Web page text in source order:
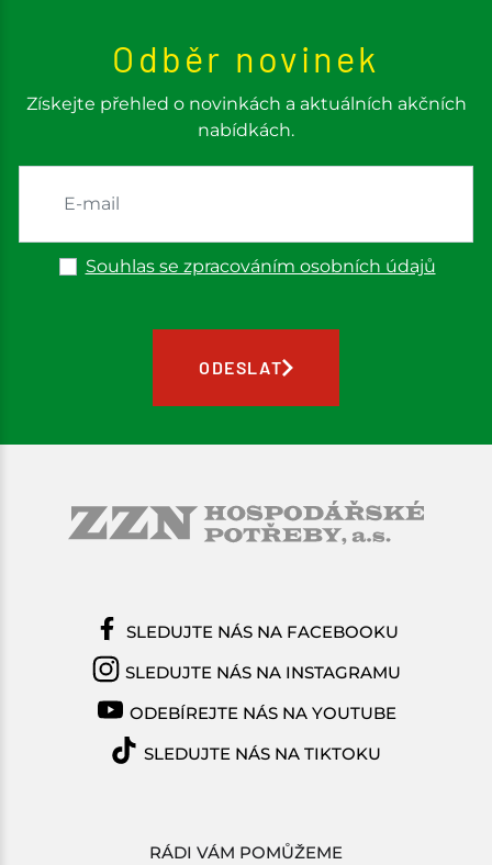
Odběr novinek
Získejte přehled o novinkách a aktuálních akčních
nabídkách.
Souhlas se zpracováním osobních údajů
ODESLAT
RÁDI VÁM POMŮŽEME
SLEDUJTE NÁS NA FACEBOOKU
SLEDUJTE NÁS NA INSTAGRAMU
ODEBÍREJTE NÁS NA YOUTUBE
SLEDUJTE NÁS NA TIKTOKU